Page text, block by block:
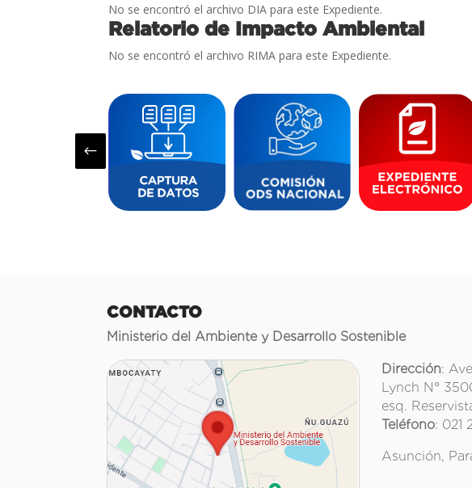
No se encontró el archivo DIA para este Expediente.
Relatorio de Impacto Ambiental
No se encontró el archivo RIMA para este Expediente.
#
CONTACTO
Ministerio del Ambiente y Desarrollo Sostenible
Dirección:
Lynch N°
esq.
Teléfono: 021
Asunción,